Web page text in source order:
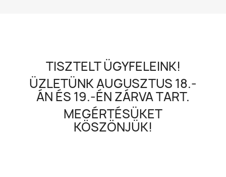
TISZTELT ÜGYFELEINK!
ÜZLETÜNK AUGUSZTUS 18.-
ÁN ÉS 19.-ÉN ZÁRVA TART.
MEGÉRTÉSÜKET
KÖSZÖNJÜK!